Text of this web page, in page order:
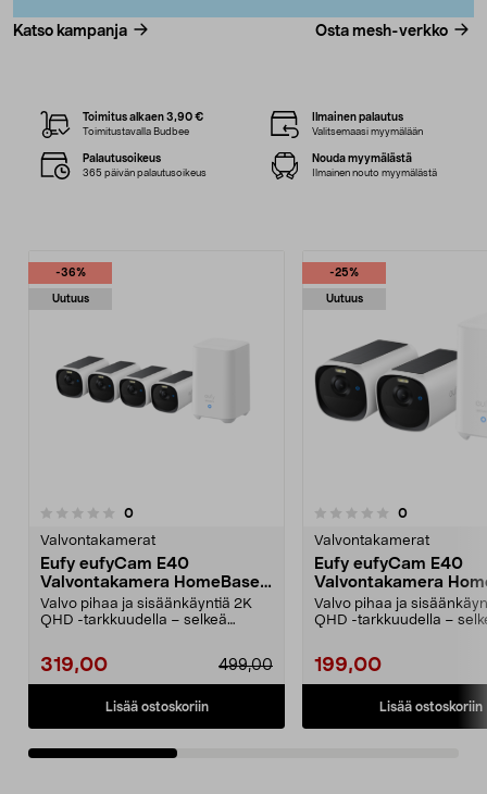
Katso kampanja Osta mesh-verkko
Toimitus alkaen 3,90 €
Toimitustavalla Budbee
Ilmainen palautus
Valitsemaasi myymälään
Palautusoikeus
365 päivän palautusoikeus
Nouda myymälästä
Ilmainen nouto myymälästä
-36%
Uutuus
0arvostelut
Valvontakamerat
Eufy eufyCam E40
Valvontakamera HomeBase
2 -tukiasemalla
Valvo pihaa ja sisäänkäyntiä 2K
QHD -tarkkuudella – selkeä
499,00
319,00
Lisää ostoskoriin
-25%
Uutuus
0.0viidestä
0arvostelut
Valvontakamerat
Eufy eufyCam E40
Valvontakamera
2 -tukiasemalla
Valvo pihaa ja
QHD -tarkkuudella –
199,00
Lisää ostoskoriin
3.5viidestä